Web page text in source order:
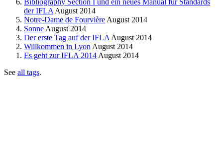
der IFLA August 2014
Notre-Dame de Fourvière August 2014
Sonne August 2014
Der erste Tag auf der IFLA August 2014
Willkommen in Lyon August 2014
Es geht zur IFLA 2014 August 2014
See all tags.